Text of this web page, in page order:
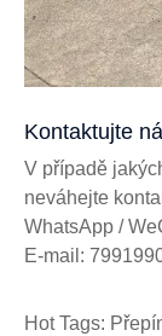
Kontaktujte
V případě
neváhejte
WhatsApp /
E-mail:
Hot Tags: